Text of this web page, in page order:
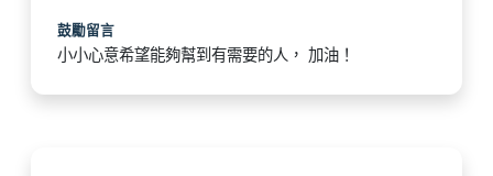
鼓勵留言
小小心意希望能夠幫到有需要的人， 加油！